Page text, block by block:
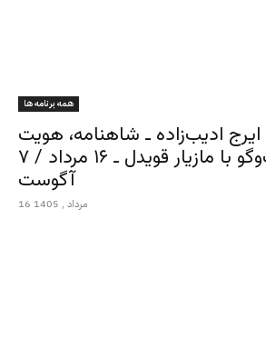
همه برنامه ها
ایرج ادیب‌زاده ـ شاهنامه، هویت
ایرانی و گفت‌وگو با مازیار قویدل ـ ۱۶ مرداد / ۷
آگوست
16 مرداد , 1405